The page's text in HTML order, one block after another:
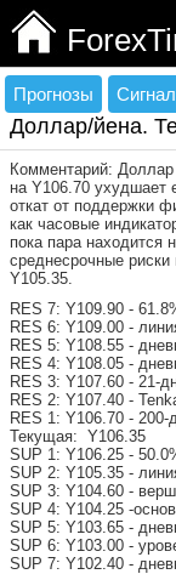
Прогнозы
Доллар/йена.
Комментарий:
на Y106.70 ухудшает
откат от поддержки
как часовые
пока пара находится
среднесрочные
Y105.35.
RES 7: Y109.90 -
RES 6: Y109.00 -
RES 5: Y108.55 -
RES 4: Y108.05 -
RES 3: Y107.60 - 21-
RES 2: Y107.40 -
RES 1: Y106.70 -
Текущая: Y106.35
SUP 1: Y106.25 -
SUP 2: Y105.35 -
SUP 3: Y104.60 -
SUP 4: Y104.25 -
SUP 5: Y103.65 -
SUP 6: Y103.00 -
SUP 7: Y102.40 -